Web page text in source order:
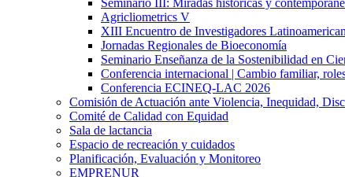
Agricliometrics V
XIII Encuentro de Investigadores
Jornadas Regionales de Bioeconomía
Seminario Enseñanza de la Sostenibilidad en
Conferencia internacional | Cambio familiar,
Conferencia ECINEQ-LAC 2026
Comisión de Actuación ante Violencia, Inequidad,
Comité de Calidad con Equidad
Sala de lactancia
Espacio de recreación y cuidados
Planificación, Evaluación y Monitoreo
EMPRENUR